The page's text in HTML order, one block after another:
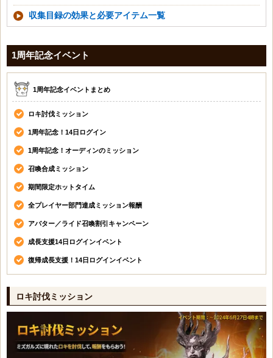
収集目録の効果と必要アイテム一覧
1周年記念イベント
1周年記念イベントまとめ
ロキ討伐ミッション
1周年記念！14日ログイン
1周年記念！オーディンのミッション
召喚合成ミッション
期間限定ホットタイム
全プレイヤー部門達成ミッション報酬
アバター／ライド召喚割引キャンペーン
成長支援14日ログインイベント
復帰成長支援！14日ログインイベント
ロキ討伐ミッション